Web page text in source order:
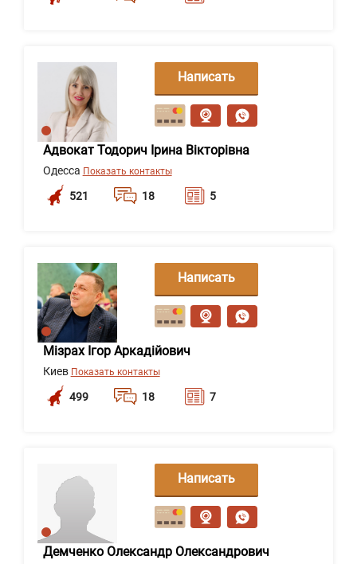
Адвокат Тодорич Ірина Вікторівна
Одесса Показать контакты
521 18 5
Написать
сообщение
Мізрах Ігор Аркадійович
Киев Показать контакты
499 18 7
Написать
сообщение
Демченко Олександр Олександрович
Написать
сообщение